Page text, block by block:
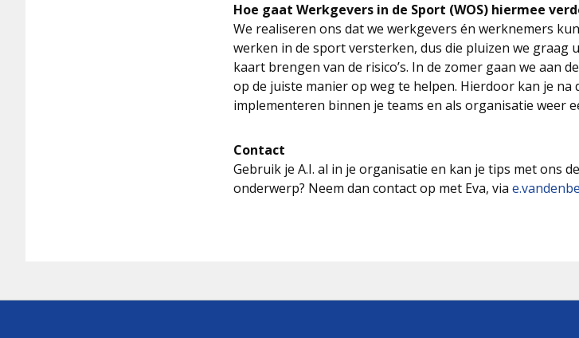
Hoe gaat Werkgevers in de Sport (WOS) hiermee
We realiseren ons dat we werkgevers én werknemers
werken in de sport versterken, dus die pluizen we graag
kaart brengen van de risico’s. In de zomer gaan we aan
op de juiste manier op weg te helpen. Hierdoor kan je na
implementeren binnen je teams en als organisatie weer
Contact
Gebruik je A.I. al in je organisatie en kan je tips met ons
onderwerp? Neem dan contact op met Eva, via